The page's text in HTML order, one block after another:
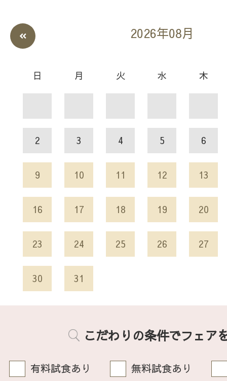
2026年08月
日 月 火 水 木
2 3 4 5 6
9 10 11 12 13
16 17 18 19 20
23 24 25 26 27
30 31
こだわりの条件でフェア
有料試食あり
無料試食あり